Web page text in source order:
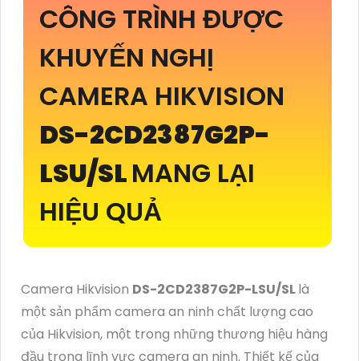
CÔNG TRÌNH ĐƯỢC
KHUYẾN NGHỊ
CAMERA HIKVISION
DS-2CD2387G2P-
LSU/SLMANG LẠI
HIỆU QUẢ
Camera Hikvision DS-2CD2387G2P-LSU/SLlà
một sản phẩm camera an ninh chất lượng cao
của Hikvision, một trong những thương hiệu hàng
đầu trong lĩnh vực camera an ninh. Thiết kế của